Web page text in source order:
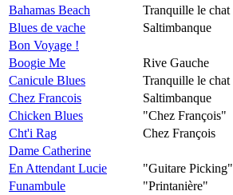
Bahamas Beach
Tranquille le chat
Blues de vache
Saltimbanque
Bon Voyage !
Boogie Me
Rive Gauche
Canicule Blues
Tranquille le chat
Chez Francois
Saltimbanque
Chicken Blues
"Chez François"
Cht'i Rag
Chez François
Dame Catherine
En Attendant Lucie
"Guitare Picking"
Funambule
"Printanière"